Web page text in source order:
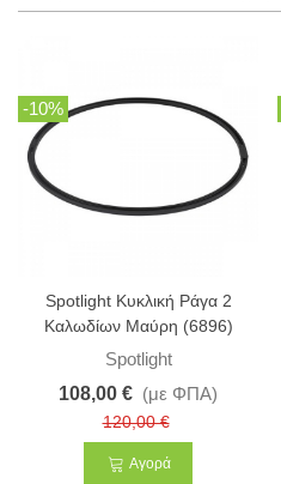
-10%
Spotlight Κυκλική Ράγα 2
Καλωδίων Μαύρη (6896)
Spotlight
108,00 € (με ΦΠΑ)
120,00 €
Αγορά